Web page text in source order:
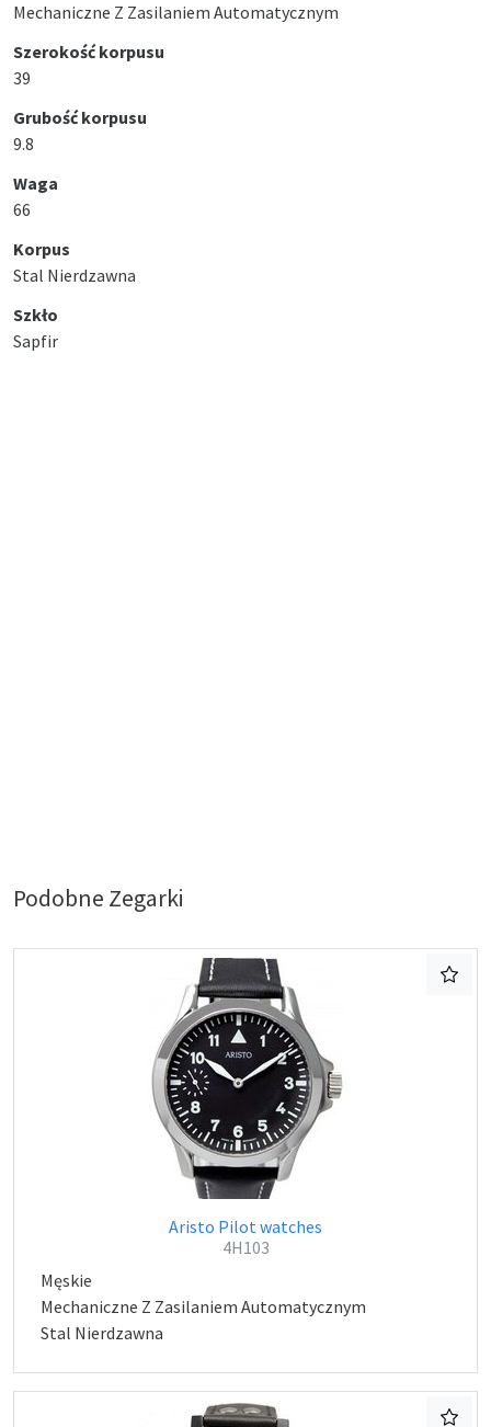
Mechaniczne Z Zasilaniem Automatycznym
Szerokość korpusu
39
Grubość korpusu
9.8
Waga
66
Korpus
Stal Nierdzawna
Szkło
Sapfir
Podobne Zegarki
Aristo Pilot watches
4H103
Męskie
Mechaniczne Z Zasilaniem Automatycznym
Stal Nierdzawna